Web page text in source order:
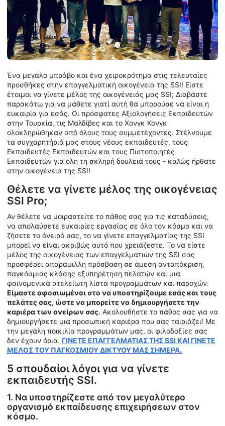
Ένα μεγάλο μπράβο και ένα χειροκρότημα στις τελευταίες
προσθήκες στην επαγγελματική οικογένεια της SSI! Είστε
έτοιμοι να γίνετε μέλος της οικογένειάς μας SSI; Διαβάστε
παρακάτω για να μάθετε γιατί αυτή θα μπορούσε να είναι η
ευκαιρία για εσάς. Οι πρόσφατες Αξιολογήσεις Εκπαιδευτών
στην Τουρκία, τις Μαλδίβες και το Χονγκ Κονγκ
ολοκληρώθηκαν από όλους τους συμμετέχοντες. Στέλνουμε
τα συγχαρητήριά μας στους νέους εκπαιδευτές, τους
Εκπαιδευτές Εκπαιδευτών και τους Πιστοποιητές
Εκπαιδευτών για όλη τη σκληρή δουλειά τους - καλώς ήρθατε
στην οικογένεια της SSI!
Θέλετε να γίνετε μέλος της οικογένειας
SSI Pro;
Αν θέλετε να μοιραστείτε το πάθος σας για τις καταδύσεις,
να απολαύσετε ευκαιρίες εργασίας σε όλο τον κόσμο και να
ζήσετε το όνειρό σας, το να γίνετε επαγγελματίας της SSI
μπορεί να είναι ακριβώς αυτό που χρειάζεστε. Το να είστε
μέλος της οικογένειας των επαγγελματιών της SSI σας
προσφέρει απαράμιλλη πρόσβαση σε άμεση ανταπόκριση,
παγκόσμιας κλάσης εξυπηρέτηση πελατών και μια
φαινομενικά ατελείωτη λίστα προγραμμάτων και παροχών.
Είμαστε αφοσιωμένοι στο να υποστηρίζουμε εσάς και τους
πελάτες σας, ώστε να μπορείτε να δημιουργήσετε την
καριέρα των ονείρων σας. Ακολουθήστε το πάθος σας για να
δημιουργήσετε μια προσωπική καριέρα που σας ταιριάζει! Με
την μεγάλη ποικιλία προγραμμάτων μας, οι φιλοδοξίες σας
δεν έχουν όρια. ΓΙΝΕΤΕ ΕΠΑΓΓΕΛΜΑΤΙΑΣ ΤΗΣ SSI ΚΑΙ ΓΙΝΕΤΕ
ΜΕΛΟΣ ΤΟΥ ΠΑΓΚΟΣΜΙΟΥ ΔΙΚΤΥΟΥ ΜΑΣ ΣΗΜΕΡΑ.
5 σπουδαίοι λόγοι για να γίνετε
εκπαιδευτής SSI.
1. Να υποστηρίζεστε από τον μεγαλύτερο
οργανισμό εκπαίδευσης επιχειρήσεων στον
κόσμο.